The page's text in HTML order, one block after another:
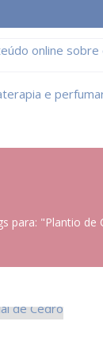
para: "Plantio de